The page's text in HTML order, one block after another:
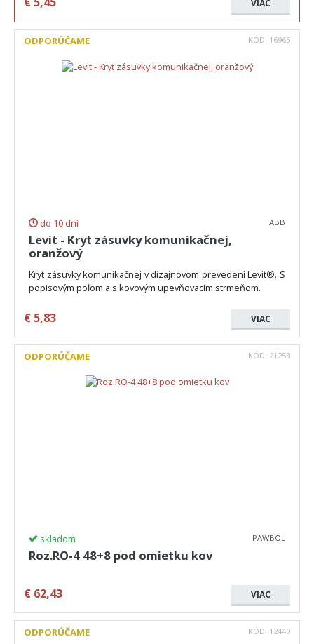
VIAC
ODPORÚČAME KÓD: 16965
do 10 dní ABB
Levit - Kryt zásuvky komunikačnej,
oranžový
Kryt zásuvky komunikačnej v dizajnovom prevedení Levit®. S
popisovým poľom a s kovovým upevňovacím strmeňom.
€ 5,83 VIAC
ODPORÚČAME KÓD: 21258
skladom PAWBOL
Roz.RO-4 48+8 pod omietku kov
€ 62,43 VIAC
ODPORÚČAME KÓD: 12440